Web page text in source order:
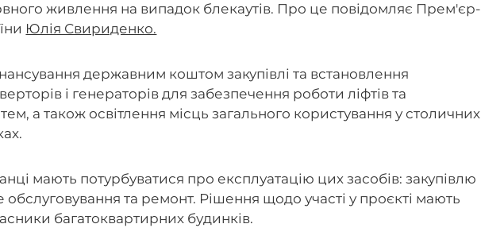
живлення на випадок блекаутів. Про це повідомляє Прем'єр-
Юлія Свириденко.
державним коштом закупівлі та встановлення
і генераторів для забезпечення роботи ліфтів та
а також освітлення місць загального користування у столичних
мають потурбуватися про експлуатацію цих засобів: закупівлю
обслуговування та ремонт. Рішення щодо участі у проєкті мають
багатоквартирних будинків.